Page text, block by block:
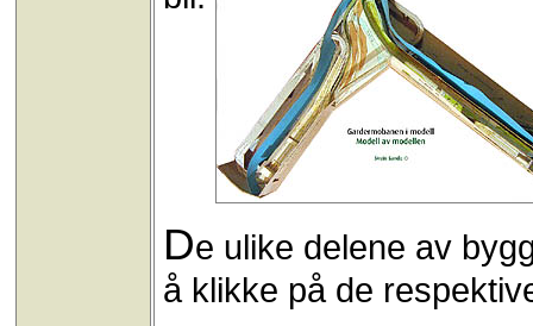
De ulike delene av
å klikke på de